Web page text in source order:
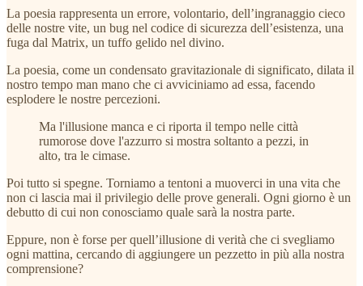
La poesia rappresenta un errore, volontario, dell’ingranaggio cieco
delle nostre vite, un bug nel codice di sicurezza dell’esistenza, una
fuga dal Matrix, un tuffo gelido nel divino.
La poesia, come un condensato gravitazionale di significato, dilata il
nostro tempo man mano che ci avviciniamo ad essa, facendo
esplodere le nostre percezioni.
Ma l'illusione manca e ci riporta il tempo nelle città
rumorose dove l'azzurro si mostra soltanto a pezzi, in
alto, tra le cimase.
Poi tutto si spegne. Torniamo a tentoni a muoverci in una vita che
non ci lascia mai il privilegio delle prove generali. Ogni giorno è un
debutto di cui non conosciamo quale sarà la nostra parte.
Eppure, non è forse per quell’illusione di verità che ci svegliamo
ogni mattina, cercando di aggiungere un pezzetto in più alla nostra
comprensione?